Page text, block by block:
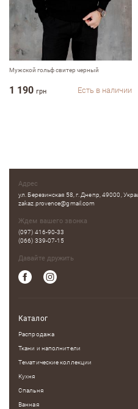
Мужской гольф свитер черный
1 190 грн Есть в наличии
Адрес
ул. Березинская 58, г. Днепр, 49000,
zakaz.provence@gmail.com
Ждем вашего звонка
(097) 416-90-33
(066) 339-07-15
Давайте дружить
Каталог
Распродажа
Ткани и наполнители
Тематические коллекции
Кухня
Спальня
Ванная
Достоинства
Недостатки